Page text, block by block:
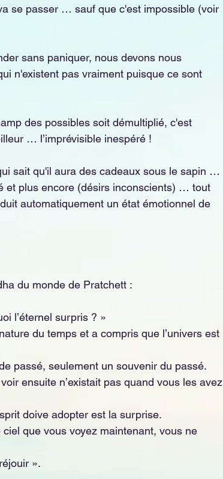
se passer … sauf que c'est impossible (voir
sans paniquer, nous devons nous
n'existent pas vraiment puisque ce sont
des possibles soit démultiplié, c'est
… l’imprévisible inespéré !
sait qu'il aura des cadeaux sous le sapin …
et plus encore (désirs inconscients) … tout
automatiquement un état émotionnel de
du monde de Pratchett :
l’éternel surpris ? »
du temps et a compris que l’univers est
passé, seulement un souvenir du passé.
ensuite n’existait pas quand vous les avez
doive adopter est la surprise.
que vous voyez maintenant, vous ne
».